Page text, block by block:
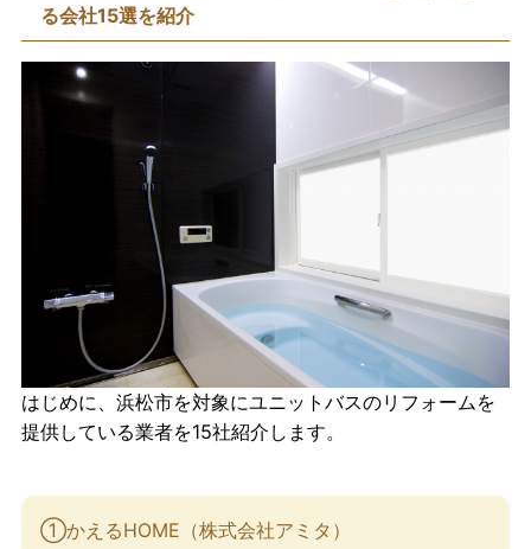
る会社15選を紹介
はじめに、浜松市を対象にユニットバスのリフォームを
提供している業者を15社紹介します。
①かえるHOME（株式会社アミタ）